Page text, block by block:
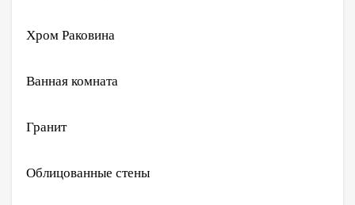
Хром Раковина
Ванная комната
Гранит
Облицованные стены